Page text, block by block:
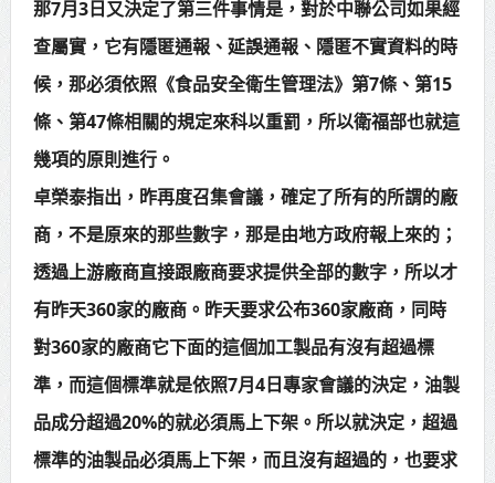
那7月3日又決定了第三件事情是，對於中聯公司如果經
查屬實，它有隱匿通報、延誤通報、隱匿不實資料的時
候，那必須依照《食品安全衛生管理法》第7條、第15
條、第47條相關的規定來科以重罰，所以衛福部也就這
幾項的原則進行。
卓榮泰指出，昨再度召集會議，確定了所有的所謂的廠
商，不是原來的那些數字，那是由地方政府報上來的；
透過上游廠商直接跟廠商要求提供全部的數字，所以才
有昨天360家的廠商。昨天要求公布360家廠商，同時
對360家的廠商它下面的這個加工製品有沒有超過標
準，而這個標準就是依照7月4日專家會議的決定，油製
品成分超過20%的就必須馬上下架。所以就決定，超過
標準的油製品必須馬上下架，而且沒有超過的，也要求